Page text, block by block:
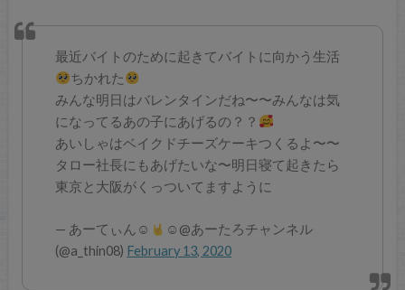
最近バイトのために起きてバイトに向かう生活
ちかれた
みんな明日はバレンタインだね〜〜みんなは気
になってるあの子にあげるの？？
あいしゃはベイクドチーズケーキつくるよ〜〜
タロー社長にもあげたいな〜明日寝て起きたら
東京と大阪がくっついてますように
— あーてぃん☺︎︎
☺︎@あーたろチャンネル
(@a_thin08) February 13, 2020